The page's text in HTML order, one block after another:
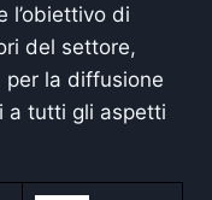
l’obiettivo di
del settore,
la diffusione
a tutti gli aspetti